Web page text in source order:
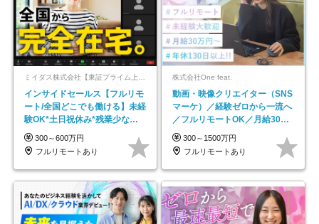
インサイドセールス【フルリモ
ート/全国どこでも働ける】未経
験OK*土日祝休み*残業少なめ*
在宅勤務手当あり
300～600万円
フルリモートあり
株式会社One feat.
動画・映像クリエイター（SNS
マーケ）／経験ゼロから一流へ
／フルリモートOK／月給30万
円～／年休130日以上
300～1500万円
フルリモートあり